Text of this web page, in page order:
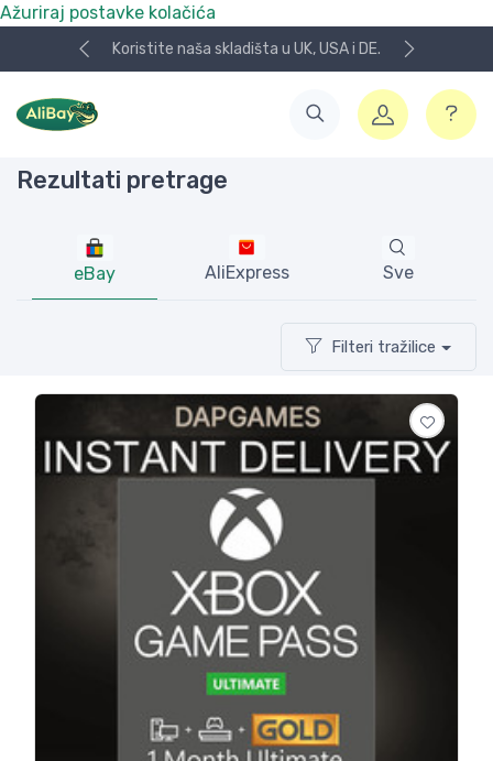
Ažuriraj postavke kolačića
Koristite naša skladišta u UK, USA i DE.
Rezultati pretrage
eBay AliExpress Sve
Filteri tražilice